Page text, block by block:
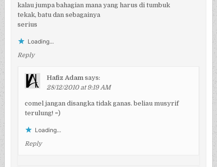
kalau jumpa bahagian mana yang harus di tumbuk
tekak, batu dan sebagainya
serius
Loading...
Reply
Hafiz Adam says:
28/12/2010 at 9:19 AM
comel jangan disangka tidak ganas. beliau musyrif
terulung! =)
Loading...
Reply